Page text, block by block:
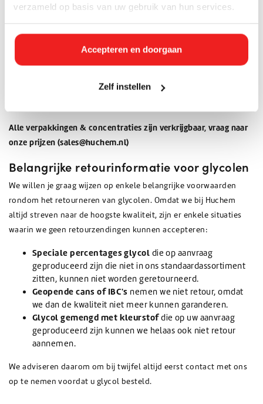
verzameld op basis van uw gebruik van hun services.
Accepteren en doorgaan
Zelf instellen
50% product – 50% demiwater = bescherming tot -33 graden
60% product – 40% demiwater = bescherming tot -57 graden
Alle verpakkingen & concentraties zijn verkrijgbaar, vraag naar
onze prijzen (sales@huchem.nl)
Belangrijke retourinformatie voor glycolen
We willen je graag wijzen op enkele belangrijke voorwaarden
rondom het retourneren van glycolen. Omdat we bij Huchem
altijd streven naar de hoogste kwaliteit, zijn er enkele situaties
waarin we geen retourzendingen kunnen accepteren:
Speciale percentages glycol die op aanvraag
geproduceerd zijn die niet in ons standaardassortiment
zitten, kunnen niet worden geretourneerd.
Geopende cans of IBC's nemen we niet retour, omdat
we dan de kwaliteit niet meer kunnen garanderen.
Glycol gemengd met kleurstofdie op uw aanvraag
geproduceerd zijn kunnen we helaas ook niet retour
aannemen.
We adviseren daarom om bij twijfel altijd eerst contact met ons
op te nemen voordat u glycol besteld.